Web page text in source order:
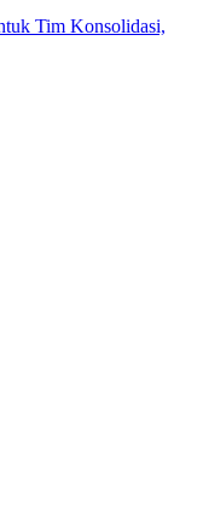
Tim Konsolidasi,